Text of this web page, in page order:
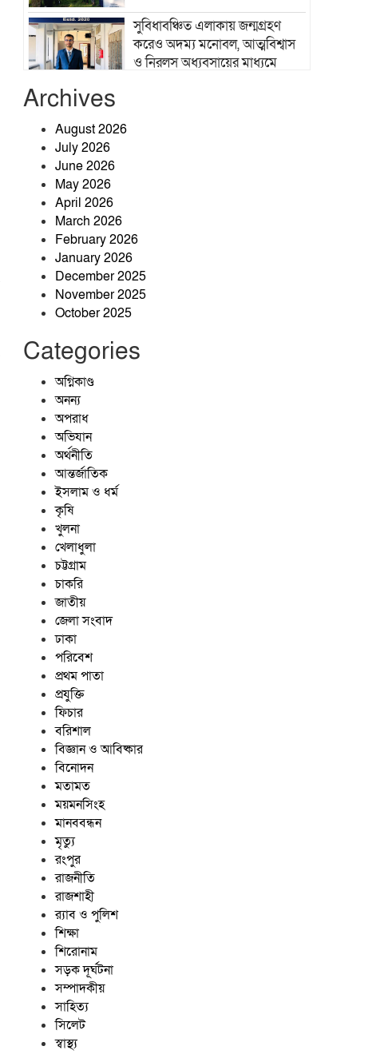
সুবিধাবঞ্চিত এলাকায় জন্মগ্রহণ
করেও অদম্য মনোবল, আত্মবিশ্বাস
ও নিরলস অধ্যবসায়ের মাধ্যমে
অর্জন করেছেন বিসিএস ক্যাডার হওয়ার গৌরব।
পুলিশ ক্যাডারে জাবেদ হোসেন
ব্যর্থতাকে পেছনে ফেলে এএসপি
দক্ষিণ খড়িবাড়ী তেলীর বাজার যুব
Archives
August 2026
July 2026
June 2026
May 2026
April 2026
March 2026
February 2026
January 2026
December 2025
November 2025
October 2025
Categories
অগ্নিকাণ্ড
অনন্য
অপরাধ
অভিযান
অর্থনীতি
আন্তর্জাতিক
ইসলাম ও ধর্ম
কৃষি
খুলনা
খেলাধুলা
চট্টগ্রাম
চাকরি
জাতীয়
জেলা সংবাদ
ঢাকা
পরিবেশ
প্রথম পাতা
প্রযুক্তি
ফিচার
বরিশাল
বিজ্ঞান ও আবিষ্কার
বিনোদন
মতামত
ময়মনসিংহ
মানববন্ধন
মৃত্যু
রংপুর
রাজনীতি
রাজশাহী
র‍্যাব ও পুলিশ
শিক্ষা
শিরোনাম
সড়ক দূর্ঘটনা
সম্পাদকীয়
সাহিত্য
সিলেট
স্বাস্থ্য